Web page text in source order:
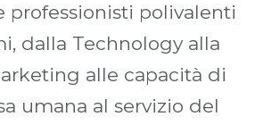
professionisti polivalenti
dalla Technology alla
alle capacità di
umana al servizio del